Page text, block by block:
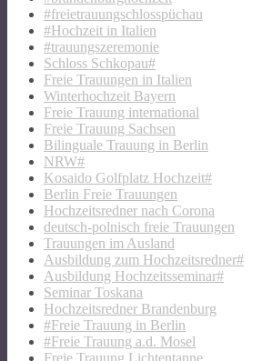
#freietrauungschlosspüchau
#Hochzeit in Italien
#trauungszeremonie
Schloss Schkopau#
Freie Trauungen in Italien
Winterhochzeit Bayern
Freie Trauung international
Freie Trauung Sachsen
Bilinguale Trauung in Berlin
NRW#
Kosaido Golfplatz Hochzeit#
Berlin Freie Trauungen
Hochzeitsredner nach Corona
deutsch-polnisch freie Trauungen
Trauungen im Ausland
Ausbildung zum Hochzeitsredner#
Ausbildung Hochzeitsseminar#
Seminar Toskana
Hochzeitsredner Brandenburg
#Freie Trauung in Berlin
#Freie Trauung a.d. Mosel
Freie Trauung Lichtentanne